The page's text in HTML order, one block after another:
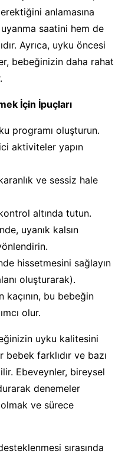
anlamasına
saatini hem de
Ayrıca, uyku öncesi
bebeğinizin daha rahat
İçin İpuçları
programı oluşturun.
aktiviteler yapın
ve sessiz hale
altında tutun.
uyanık kalsın
hissetmesini sağlayın
oluşturarak).
bu bebeğin
olur.
uyku kalitesini
farklıdır ve bazı
Ebeveynler, bireysel
denemeler
ve sürece
sırasında